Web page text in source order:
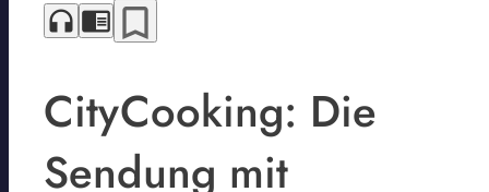
headphones chrome_reader_mode bookmark_border
CityCooking: Die
Sendung mit